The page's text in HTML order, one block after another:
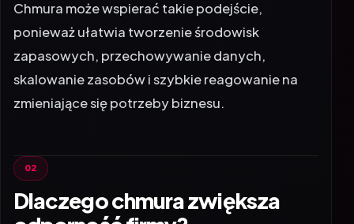
ponieważ ułatwia tworzenie środowisk
zapasowych, przechowywanie danych,
skalowanie zasobów i szybkie reagowanie na
zmieniające się potrzeby biznesu.
Dlaczego chmura zwiększa
odporność firmy?